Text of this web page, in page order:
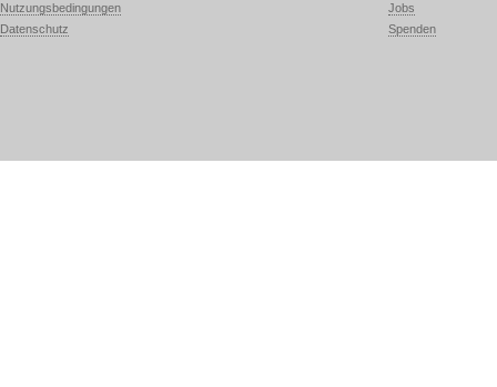
Nutzungsbedingungen
Datenschutz
Jobs
Spenden